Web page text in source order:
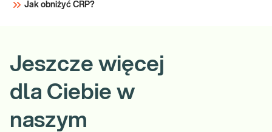
Jak obniżyć CRP?
Jeszcze więcej
dla Ciebie w
naszym